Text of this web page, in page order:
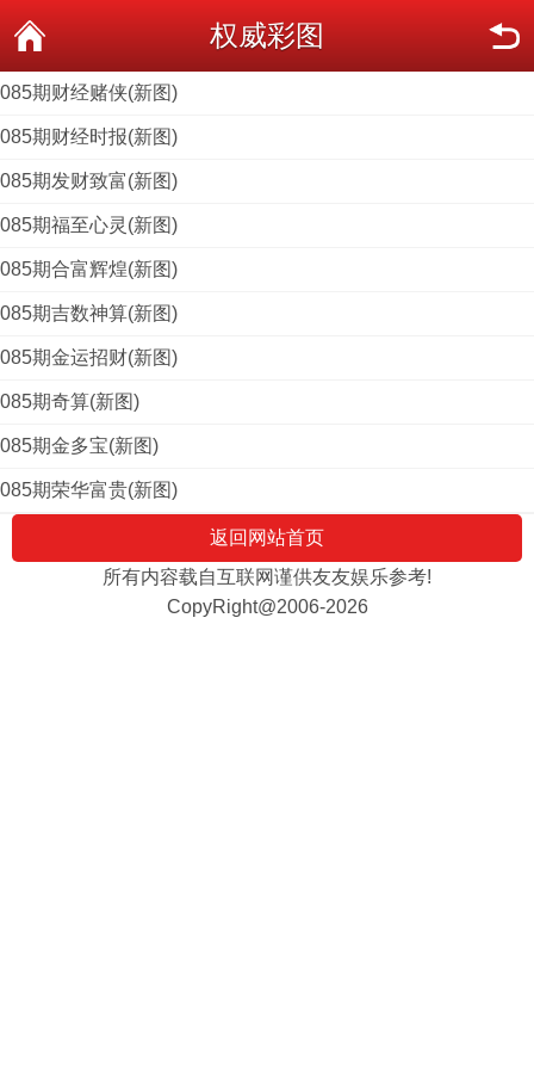
权威彩图
085期财经赌侠(新图)
085期财经时报(新图)
085期发财致富(新图)
085期福至心灵(新图)
085期合富辉煌(新图)
085期吉数神算(新图)
085期金运招财(新图)
085期奇算(新图)
085期金多宝(新图)
085期荣华富贵(新图)
返回网站首页
所有内容载自互联网谨供友友娱乐参考!
CopyRight@2006-2026